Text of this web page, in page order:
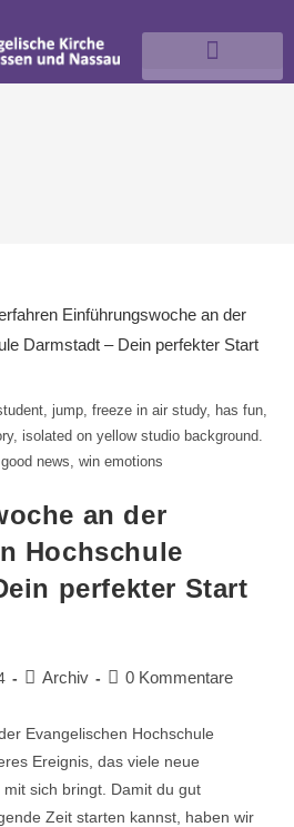
jump, freeze in air study, has fun,
isolated on yellow studio background.
news, win emotions
an der
Hochschule
perfekter Start
Archiv 0 Kommentare
Evangelischen Hochschule
Ereignis, das viele neue
sich bringt. Damit du gut
Zeit starten kannst, haben wir